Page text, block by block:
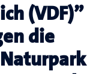
(VDF)”
die